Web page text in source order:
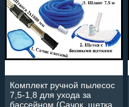
Комплект ручной пылесос
7,5-1,8 для ухода за
бассейном (Сачок, щетка,